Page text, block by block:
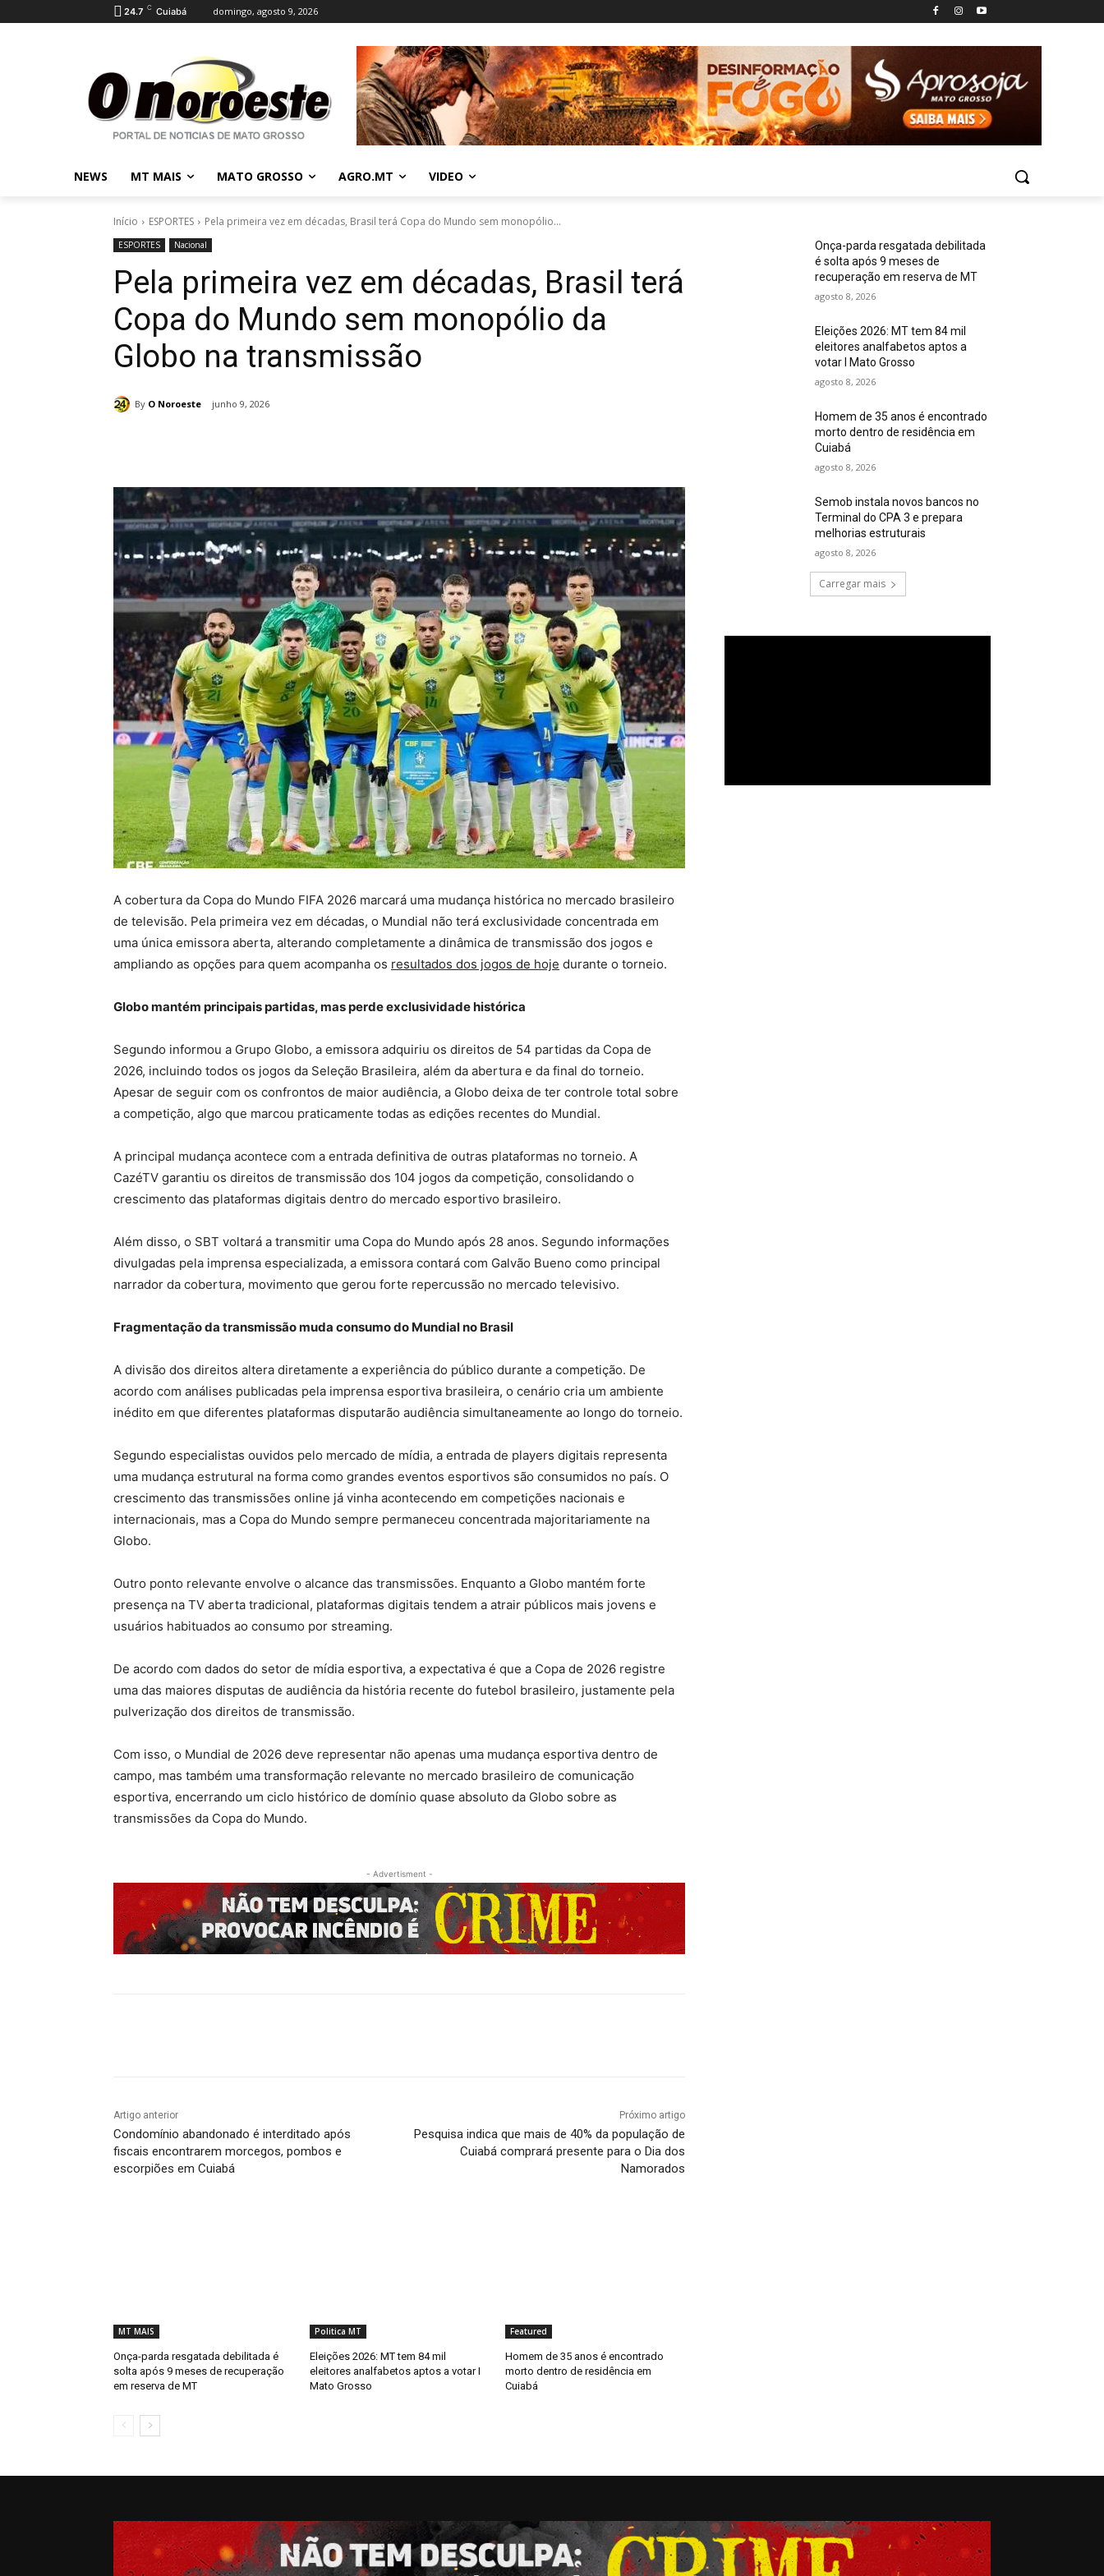
24.7 C Cuiabá domingo, agosto 9, 2026
NEWS MT MAIS MATO GROSSO AGRO.MT VIDEO
Início ESPORTES Pela primeira vez em décadas, Brasil terá Copa do Mundo sem monopólio...
ESPORTES Nacional
Pela primeira vez em décadas, Brasil terá
Copa do Mundo sem monopólio da
Globo na transmissão
By O Noroeste junho 9, 2026
A cobertura da Copa do Mundo FIFA 2026 marcará uma mudança histórica no mercado brasileiro
de televisão. Pela primeira vez em décadas, o Mundial não terá exclusividade concentrada em
uma única emissora aberta, alterando completamente a dinâmica de transmissão dos jogos e
ampliando as opções para quem acompanha os resultados dos jogos de hoje durante o torneio.
Globo mantém principais partidas, mas perde exclusividade histórica
Segundo informou a Grupo Globo, a emissora adquiriu os direitos de 54 partidas da Copa de
2026, incluindo todos os jogos da Seleção Brasileira, além da abertura e da final do torneio.
Apesar de seguir com os confrontos de maior audiência, a Globo deixa de ter controle total sobre
a competição, algo que marcou praticamente todas as edições recentes do Mundial.
A principal mudança acontece com a entrada definitiva de outras plataformas no torneio. A
CazéTV garantiu os direitos de transmissão dos 104 jogos da competição, consolidando o
crescimento das plataformas digitais dentro do mercado esportivo brasileiro.
Além disso, o SBT voltará a transmitir uma Copa do Mundo após 28 anos. Segundo informações
divulgadas pela imprensa especializada, a emissora contará com Galvão Bueno como principal
narrador da cobertura, movimento que gerou forte repercussão no mercado televisivo.
Fragmentação da transmissão muda consumo do Mundial no Brasil
A divisão dos direitos altera diretamente a experiência do público durante a competição. De
acordo com análises publicadas pela imprensa esportiva brasileira, o cenário cria um ambiente
inédito em que diferentes plataformas disputarão audiência simultaneamente ao longo do torneio.
Segundo especialistas ouvidos pelo mercado de mídia, a entrada de players digitais representa
uma mudança estrutural na forma como grandes eventos esportivos são consumidos no país. O
crescimento das transmissões online já vinha acontecendo em competições nacionais e
internacionais, mas a Copa do Mundo sempre permaneceu concentrada majoritariamente na
Globo.
Outro ponto relevante envolve o alcance das transmissões. Enquanto a Globo mantém forte
presença na TV aberta tradicional, plataformas digitais tendem a atrair públicos mais jovens e
usuários habituados ao consumo por streaming.
De acordo com dados do setor de mídia esportiva, a expectativa é que a Copa de 2026 registre
uma das maiores disputas de audiência da história recente do futebol brasileiro, justamente pela
pulverização dos direitos de transmissão.
Com isso, o Mundial de 2026 deve representar não apenas uma mudança esportiva dentro de
campo, mas também uma transformação relevante no mercado brasileiro de comunicação
esportiva, encerrando um ciclo histórico de domínio quase absoluto da Globo sobre as
transmissões da Copa do Mundo.
- Advertisment -
Artigo anterior
Condomínio abandonado é interditado após
fiscais encontrarem morcegos, pombos e
escorpiões em Cuiabá
Próximo artigo
Pesquisa indica que mais de 40% da população de
Cuiabá comprará presente para o Dia dos
Namorados
MT MAIS
Onça-parda resgatada debilitada é
solta após 9 meses de recuperação
em reserva de MT
Politica MT
Eleições 2026: MT tem 84 mil
eleitores analfabetos aptos a votar I
Mato Grosso
Featured
Homem de 35 anos é encontrado
morto dentro de residência em
Cuiabá
Onça-parda resgatada debilitada
é solta após 9 meses de
recuperação em reserva de MT
agosto 8, 2026
Eleições 2026: MT tem 84 mil
eleitores analfabetos aptos a
votar I Mato Grosso
agosto 8, 2026
Homem de 35 anos é encontrado
morto dentro de residência em
Cuiabá
agosto 8, 2026
Semob instala novos bancos no
Terminal do CPA 3 e prepara
melhorias estruturais
agosto 8, 2026
Carregar mais